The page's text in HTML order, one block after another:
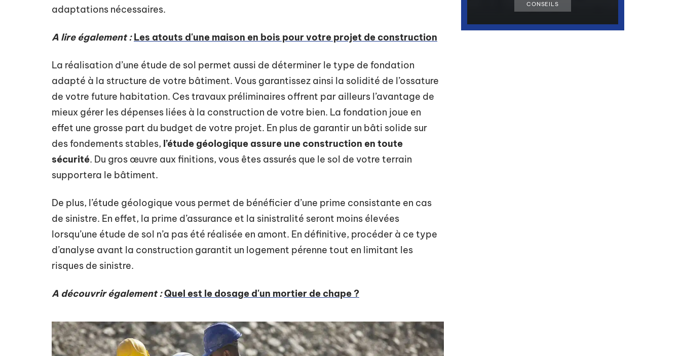
adaptations nécessaires.
A lire également : Les atouts d'une maison en bois pour votre projet de construction
La réalisation d’une étude de sol permet aussi de déterminer le type de fondation
adapté à la structure de votre bâtiment. Vous garantissez ainsi la solidité de l’ossature
de votre future habitation. Ces travaux préliminaires offrent par ailleurs l’avantage de
mieux gérer les dépenses liées à la construction de votre bien. La fondation joue en
effet une grosse part du budget de votre projet. En plus de garantir un bâti solide sur
des fondements stables, l’étude géologique assure une construction en toute
sécurité. Du gros œuvre aux finitions, vous êtes assurés que le sol de votre terrain
supportera le bâtiment.
De plus, l’étude géologique vous permet de bénéficier d’une prime consistante en cas
de sinistre. En effet, la prime d’assurance et la sinistralité seront moins élevées
lorsqu’une étude de sol n’a pas été réalisée en amont. En définitive, procéder à ce type
d’analyse avant la construction garantit un logement pérenne tout en limitant les
risques de sinistre.
A découvrir également :Quel est le dosage d'un mortier de chape ?
CONSEILS